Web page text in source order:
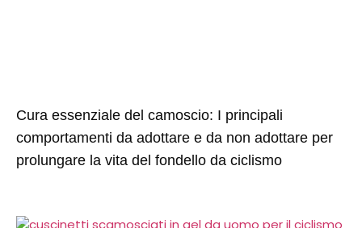
Cura essenziale del camoscio: I principali
comportamenti da adottare e da non adottare per
prolungare la vita del fondello da ciclismo